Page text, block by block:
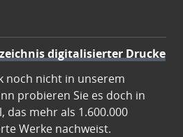
digitalisierter Drucke
noch nicht in unserem
probieren Sie es doch in
das mehr als 1.600.000
Werke nachweist.